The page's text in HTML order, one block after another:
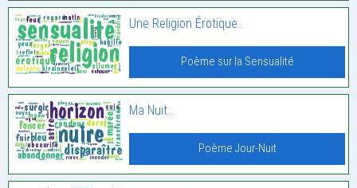
Une Religion Érotique…
Poème sur la Sensualité
Ma Nuit…
Poème Jour-Nuit